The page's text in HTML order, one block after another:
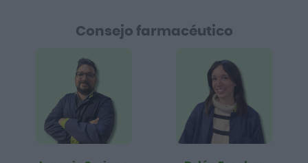
Consejo farmacéutico